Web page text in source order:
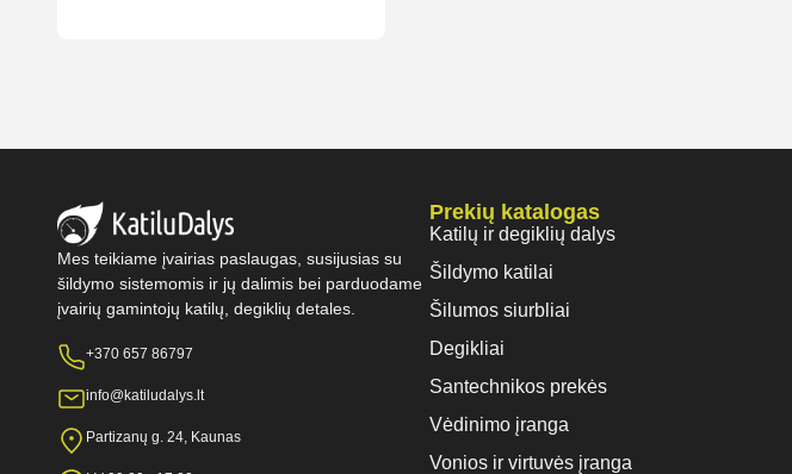
Mes teikiame įvairias paslaugas, susijusias su
šildymo sistemomis ir jų dalimis bei parduodame
įvairių gamintojų katilų, degiklių detales.
+370 657 86797
info@katiludalys.lt
Partizanų g. 24, Kaunas
Prekių katalogas
Katilų ir degiklių dalys
Šildymo katilai
Šilumos siurbliai
Degikliai
Santechnikos prekės
Vėdinimo įranga
Vonios ir virtuvės įranga